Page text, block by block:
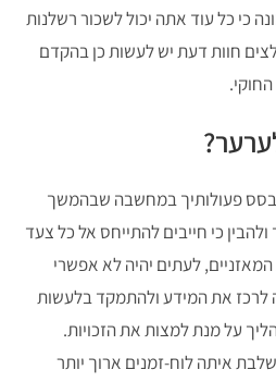
כי כל עוד אתה יכול לשכור רשלנות
חוות דעת יש לעשות כן בהקדם
פעולותיך במחשבה שבהמשך
כי חייבים להתייחס אל כל צעד
לעתים יהיה לא אפשרי
לרכז את המידע ולהתמקד בלעשות
על מנת למצות את הזכויות.
איתה לוח-זמנים ארוך יותר